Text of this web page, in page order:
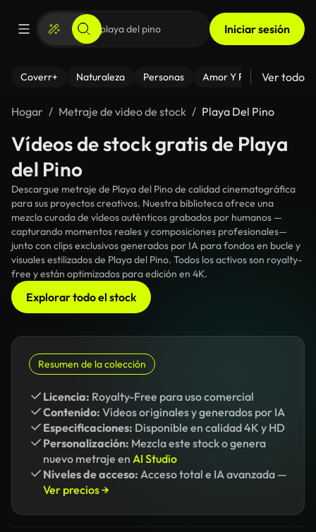
Iniciar sesión
Coverr+ Naturaleza Personas Amor Y Relaciones
Ver todo
Hogar Metraje de video de stock Playa Del Pino
Vídeos de stock gratis de Playa
del Pino
Descargue metraje de Playa del Pino de calidad cinematográfica
para sus proyectos creativos. Nuestra biblioteca ofrece una
mezcla curada de vídeos auténticos grabados por humanos —
capturando momentos reales y composiciones profesionales—
junto con clips exclusivos generados por IA para fondos en bucle y
visuales estilizados de Playa del Pino. Todos los activos son royalty-
free y están optimizados para edición en 4K.
Explorar todo el stock
Resumen de la colección
Licencia: Royalty-Free para uso comercial
Contenido: Vídeos originales y generados por IA
Especificaciones: Disponible en calidad 4K y HD
Personalización: Mezcla este stock o genera
nuevo metraje en AI Studio
Niveles de acceso: Acceso total e IA avanzada —
Ver precios →